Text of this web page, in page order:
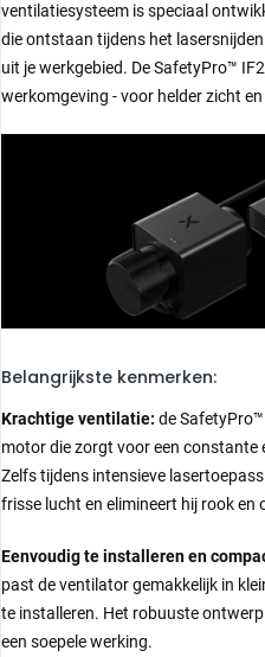
ventilatiesysteem is speciaal
die ontstaan tijdens het
uit je werkgebied. De SafetyPro™
werkomgeving - voor helder zicht
Belangrijkste kenmerken:
Krachtige ventilatie: de
motor die zorgt voor een
Zelfs tijdens intensieve
frisse lucht en elimineert hij rook en
Eenvoudig te installeren en
past de ventilator gemakkelijk in
te installeren. Het robuuste
een soepele werking.